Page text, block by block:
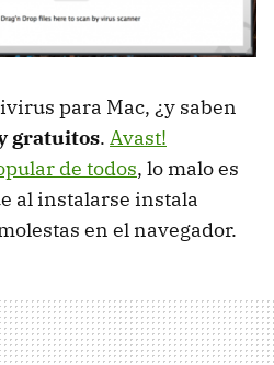
para Mac, ¿y saben
gratuitos. Avast!
de todos, lo malo es
al instalarse instala
en el navegador.